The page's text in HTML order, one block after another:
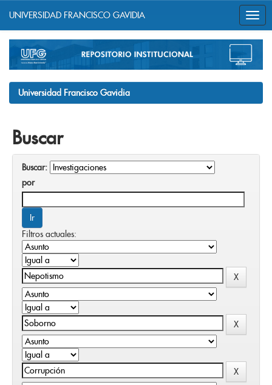
navigation
UNIVERSIDAD FRANCISCO GAVIDIA
Universidad Francisco Gavidia
Buscar
Buscar:
por
Filtros actuales: